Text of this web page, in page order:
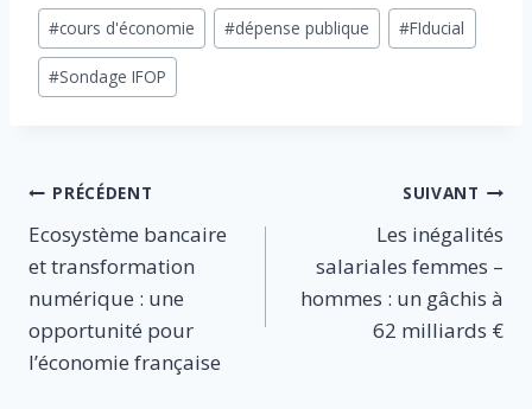
Étiquettes
de
la
#cours d'économie #dépense publique #FIducial
#Sondage IFOP
Navigation
de
l’article
PRÉCÉDENT
Ecosystème bancaire
et transformation
numérique : une
opportunité pour
l’économie française
SUIVANT
Les inégalités
salariales femmes –
hommes : un gâchis à
62 milliards €